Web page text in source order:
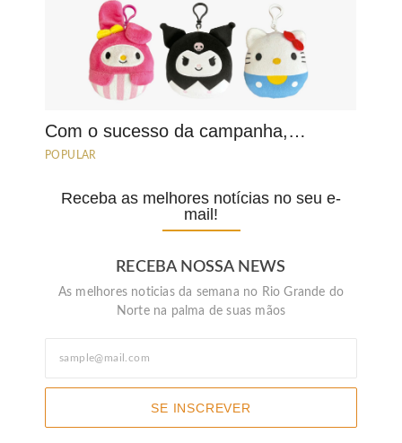
Com o sucesso da campanha,…
POPULAR
Receba as melhores notícias no seu e-
mail!
RECEBA NOSSA NEWS
As melhores noticias da semana no Rio Grande do
Norte na palma de suas mãos
SE INSCREVER